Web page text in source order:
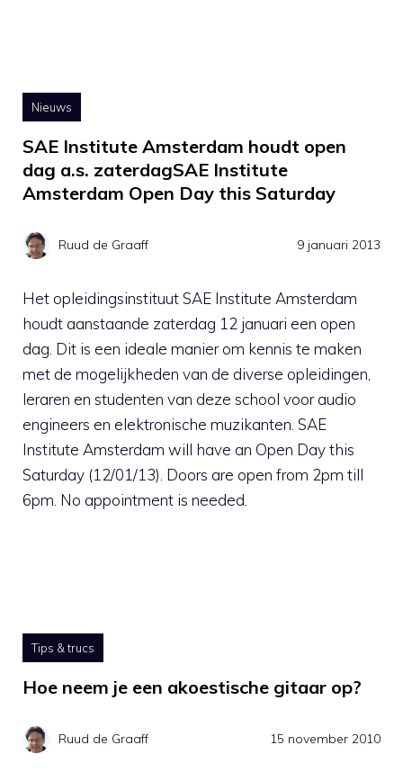
Nieuws
SAE Institute Amsterdam houdt open
dag a.s. zaterdagSAE Institute
Amsterdam Open Day this Saturday
Ruud de Graaff 9 januari 2013
Het opleidingsinstituut SAE Institute Amsterdam
houdt aanstaande zaterdag 12 januari een open
dag. Dit is een ideale manier om kennis te maken
met de mogelijkheden van de diverse opleidingen,
leraren en studenten van deze school voor audio
engineers en elektronische muzikanten. SAE
Institute Amsterdam will have an Open Day this
Saturday (12/01/13). Doors are open from 2pm till
6pm. No appointment is needed.
Tips & trucs
Hoe neem je een akoestische gitaar op?
Ruud de Graaff 15 november 2010